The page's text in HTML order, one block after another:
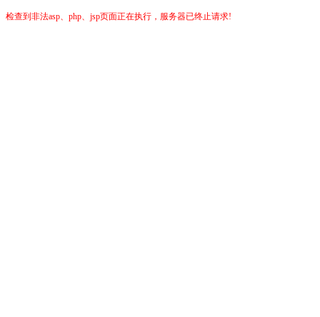
检查到非法asp、php、jsp页面正在执行，服务器已终止请求!